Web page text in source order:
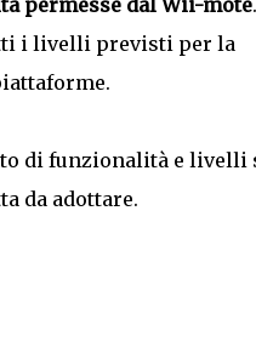
permesse dal Wii-mote.
i livelli previsti per la
di funzionalità e livelli
da adottare.